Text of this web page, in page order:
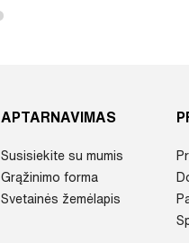
APTARNAVIMAS
Susisiekite su mumis
Grąžinimo forma
Svetainės žemėlapis